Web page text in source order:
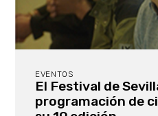
EVENTOS
El Festival de
programación de